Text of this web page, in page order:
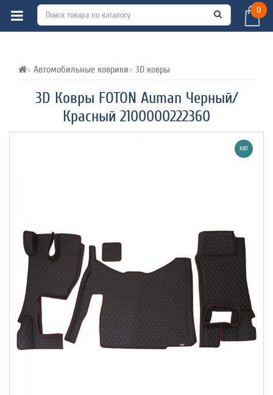
0
Автомобильные коврики 3D ковры
3D Ковры FOTON Auman Черный/
Красный 2100000222360
ВСЕ О ТОВАРЕ ХАРАКТЕРИСТИКИ
ХИТ